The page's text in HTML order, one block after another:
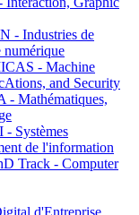
- Industries de
numérique
- Machine
and Security
Mathématiques,
Systèmes
de l'information
Track - Computer
d'Entreprise